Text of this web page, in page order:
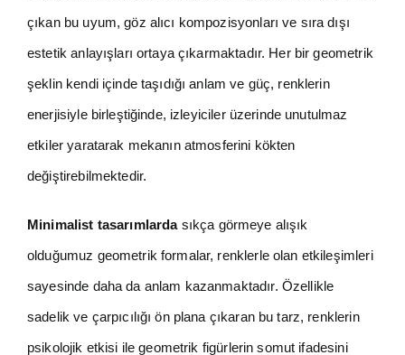
çıkan bu uyum, göz alıcı kompozisyonları ve sıra dışı
estetik anlayışları ortaya çıkarmaktadır. Her bir geometrik
şeklin kendi içinde taşıdığı anlam ve güç, renklerin
enerjisiyle birleştiğinde, izleyiciler üzerinde unutulmaz
etkiler yaratarak mekanın atmosferini kökten
değiştirebilmektedir.
Minimalist tasarımlardasıkça görmeye alışık
olduğumuz geometrik formalar, renklerle olan etkileşimleri
sayesinde daha da anlam kazanmaktadır. Özellikle
sadelik ve çarpıcılığı ön plana çıkaran bu tarz, renklerin
psikolojik etkisi ile geometrik figürlerin somut ifadesini